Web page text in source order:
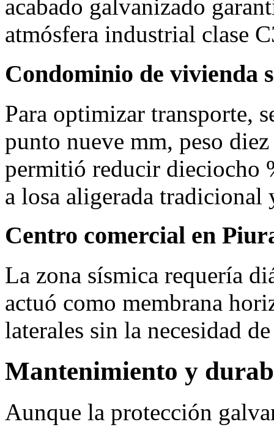
acabado galvanizado
atmósfera industrial clase
Condominio de vivienda
Para optimizar transporte,
punto nueve mm, peso
permitió reducir dieciocho
a losa aligerada tradicional
Centro comercial en
La zona sísmica requería
actuó como membrana
laterales sin la necesidad
Mantenimiento y
Aunque la protección